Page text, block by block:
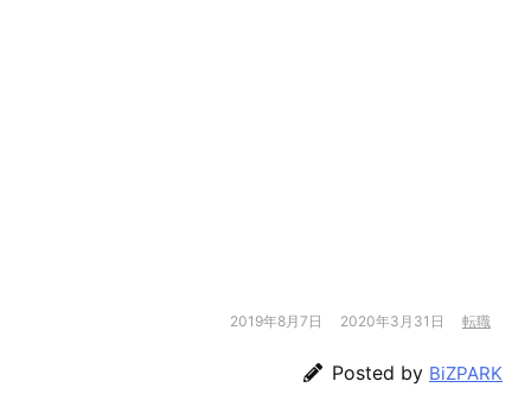
2019年8月7日 2020年3月31日 転職
Posted by BiZPARK